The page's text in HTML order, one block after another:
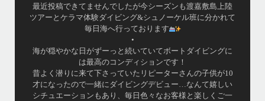
最近投稿できてませんでしたが今シーズンも渡嘉敷島上陸
ツアーとケラマ体験ダイビング&シュノーケル班に分かれて
毎日海へ行っております
•
海が穏やかな日がずーっと続いていてボートダイビングに
は最高のコンディションです！
昔よく潜りに来て下さっていたリピーターさんの子供が10
才になったので一緒にダイビングデビュー…なんて嬉しい
シチュエーションもあり、毎日色々なお客様と楽しくご一